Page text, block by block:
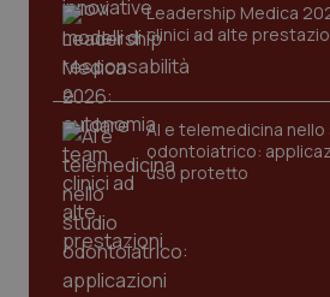
Leadership Medica
clinici ad alte
AI e telemedicina
odontoiatrico:
uso protetto
tracking-sites-ironfish-
tracking-enable
tracking-sites-ironfish-
session-id